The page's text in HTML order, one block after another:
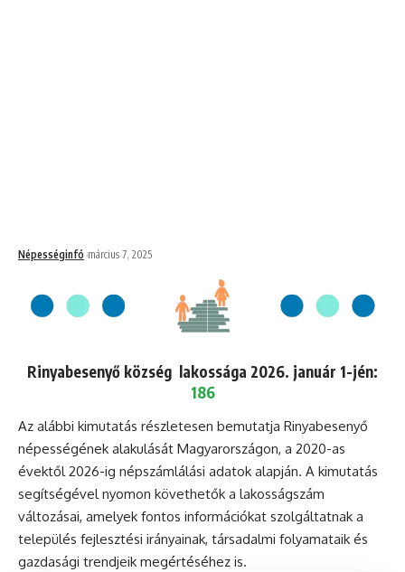
Népességinfó március 7, 2025
Rinyabesenyő község lakossága 2026. január 1-jén:
186
Az alábbi kimutatás részletesen bemutatja Rinyabesenyő
népességének alakulását Magyarországon, a 2020-as
évektől 2026-ig népszámlálási adatok alapján. A kimutatás
segítségével nyomon követhetők a lakosságszám
változásai, amelyek fontos információkat szolgáltatnak a
település fejlesztési irányainak, társadalmi folyamataik és
gazdasági trendjeik megértéséhez is.